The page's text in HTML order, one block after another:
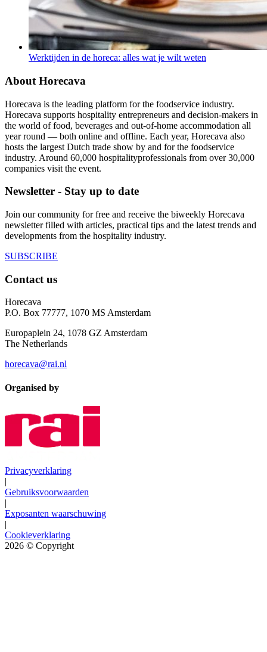
Werktijden in de horeca: alles wat je wilt weten
About Horecava
Horecava is the leading platform for the foodservice industry.
Horecava supports hospitality entrepreneurs and decision-makers in
the world of food, beverages and out-of-home accommodation all
year round — both online and offline. Each year, Horecava also
hosts the largest Dutch trade show by and for the foodservice
industry. Around 60,000 hospitalityprofessionals from over 30,000
companies visit the event.
Newsletter - Stay up to date
Join our community for free and receive the biweekly Horecava
newsletter filled with articles, practical tips and the latest trends and
developments from the hospitality industry.
SUBSCRIBE
Contact us
Horecava
P.O. Box 77777, 1070 MS Amsterdam
Europaplein 24, 1078 GZ Amsterdam
The Netherlands
horecava@rai.nl
Organised by
Privacyverklaring
|
Gebruiksvoorwaarden
|
Exposanten waarschuwing
|
Cookieverklaring
2026 © Copyright